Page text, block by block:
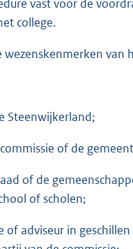
vast voor de
college.
wezenskenmerken van
Steenwijkerland;
of de
of de
of scholen;
of adviseur in